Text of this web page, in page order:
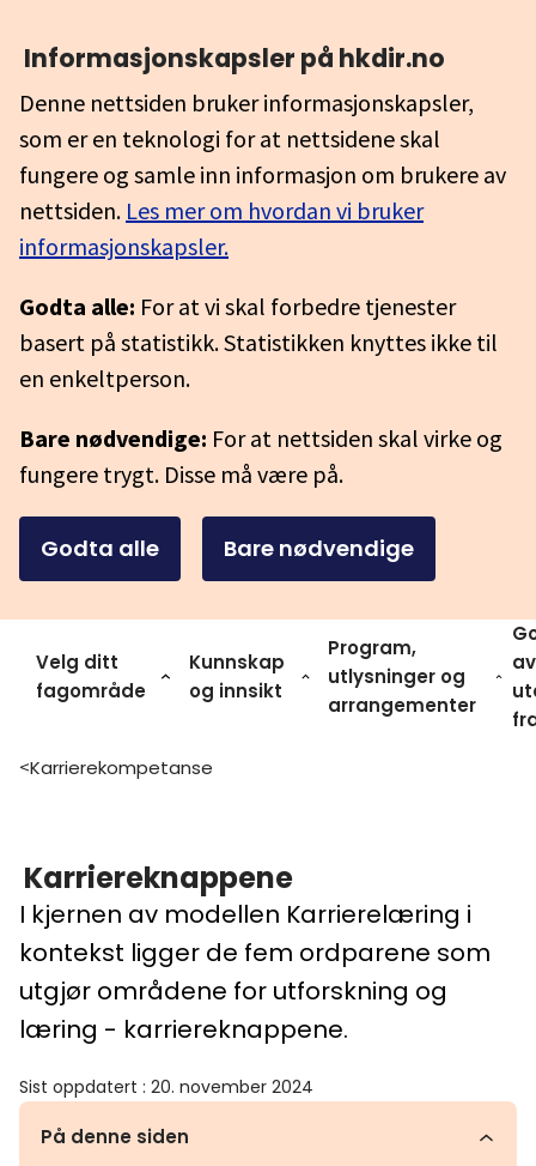
Informasjonskapsler på hkdir.no
Denne nettsiden bruker informasjonskapsler,
som er en teknologi for at nettsidene skal
fungere og samle inn informasjon om brukere av
nettsiden. Les mer om hvordan vi bruker
informasjonskapsler.
Godta alle: For at vi skal forbedre tjenester
basert på statistikk. Statistikken knyttes ikke til
en enkeltperson.
Bare nødvendige: For at nettsiden skal virke og
fungere trygt. Disse må være på.
Godta alle Bare nødvendige
Velg ditt
fagområde
Kunnskap
og innsikt
Program,
utlysninger og
arrangementer
av
>Karrierekompetanse
Karriereknappene
I kjernen av modellen Karrierelæring i
kontekst ligger de fem ordparene som
utgjør områdene for utforskning og
læring - karriereknappene.
Sist oppdatert : 20. november 2024
På denne siden